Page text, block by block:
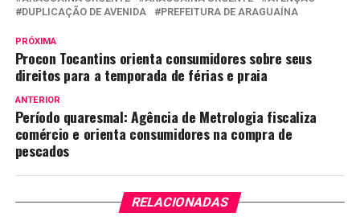
DUPLICAÇÃO DE AVENIDA
PREFEITURA DE ARAGUAÍNA
PRÓXIMA
Procon Tocantins orienta consumidores sobre seus
direitos para a temporada de férias e praia
ANTERIOR
Período quaresmal: Agência de Metrologia fiscaliza
comércio e orienta consumidores na compra de
pescados
RELACIONADAS